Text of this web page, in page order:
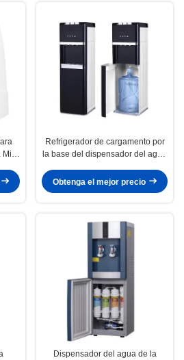
Mini
Refrigerador de cargamento por
la base del dispensador del agua
de enfriamiento del compresor
Obtenga el mejor precio
Dispensador del agua de la